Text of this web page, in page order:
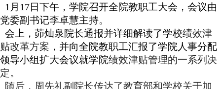
1 月 17日下午，学院召开全院教职工大会，会议由
党委副书记李卓慧主持。
会上， 茆灿泉院长通报并详细解读了学校绩效津
贴改革方案 ，并向全院教职工汇报了学院人事分配
领导小组扩大会议就学院绩效津贴管理的一系列决
定。
随后，周先礼副院长传达了教育部和学校关于加